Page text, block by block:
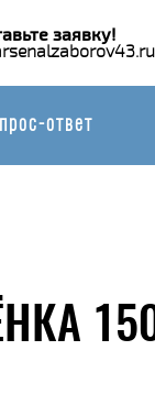
заявку!
ответ